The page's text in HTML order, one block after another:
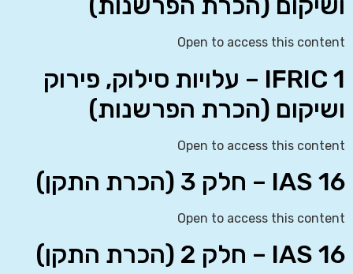
Open to access this content
IFRIC 1 – עלויות סילוק, פירוק
ושיקום (הכרת הפרשנות)
Open to access this content
IAS 16 – חלק 3 (הכרת התקן)
Open to access this content
IAS 16 – חלק 2 (הכרת התקן)